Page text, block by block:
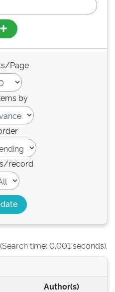
Page
by
record
time: 0.001 seconds).
Author(s)